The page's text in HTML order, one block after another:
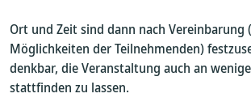
Ort und Zeit sind dann nach Vereinbarung
Möglichkeiten der Teilnehmenden)
denkbar, die Veranstaltung auch an
stattfinden zu lassen.